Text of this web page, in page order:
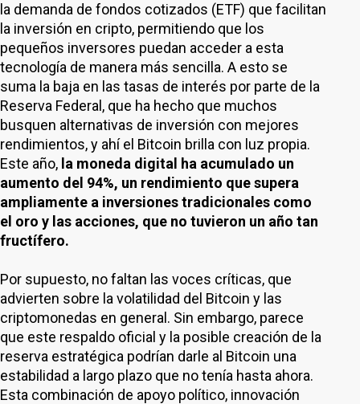
la demanda de fondos cotizados (ETF) que facilitan
la inversión en cripto, permitiendo que los
pequeños inversores puedan acceder a esta
tecnología de manera más sencilla. A esto se
suma la baja en las tasas de interés por parte de la
Reserva Federal, que ha hecho que muchos
busquen alternativas de inversión con mejores
rendimientos, y ahí el Bitcoin brilla con luz propia.
Este año, la moneda digital ha acumulado un
aumento del 94%, un rendimiento que supera
ampliamente a inversiones tradicionales como
el oro y las acciones, que no tuvieron un año tan
fructífero.
Por supuesto, no faltan las voces críticas, que
advierten sobre la volatilidad del Bitcoin y las
criptomonedas en general. Sin embargo, parece
que este respaldo oficial y la posible creación de la
reserva estratégica podrían darle al Bitcoin una
estabilidad a largo plazo que no tenía hasta ahora.
Esta combinación de apoyo político, innovación